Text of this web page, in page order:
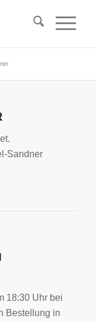
Sandner
18:30 Uhr bei
Bestellung in